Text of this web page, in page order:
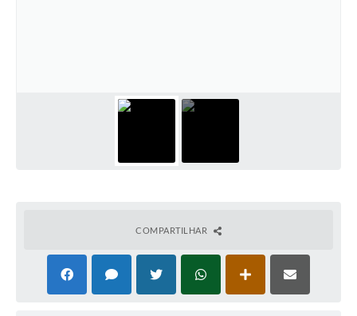
Banco do Povo
COMPARTILHAR